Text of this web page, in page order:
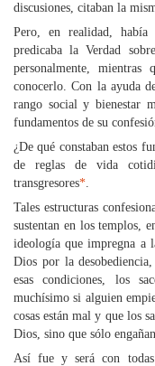
discusiones, citaban la
Pero, en realidad, había
predicaba la Verdad
personalmente,
conocerlo. Con la ayuda
rango social y bienestar
fundamentos de su
¿De qué constaban estos
de reglas de vida
transgresores*.
Tales estructuras
sustentan en los templos,
ideología que impregna a
Dios por la
esas condiciones, los
muchísimo si alguien
cosas están mal y que los
Dios, sino que sólo
Así fue y será con todas